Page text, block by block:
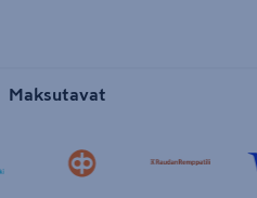
Maksutavat